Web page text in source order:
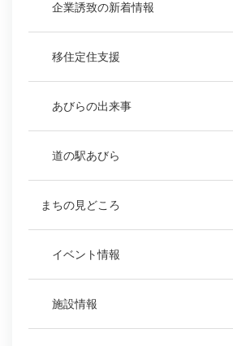
企業誘致の新着情報
移住定住支援
あびらの出来事
道の駅あびら
まちの見どころ
イベント情報
施設情報